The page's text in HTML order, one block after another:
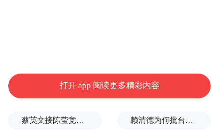
打开 app 阅读更多精彩内容
蔡英文接陈莹竞选总部主委？郭正亮爆玄机：她的谋划是陈其迈 赖清德为何批台中？岛内媒体人曝蔡英文让他压力大